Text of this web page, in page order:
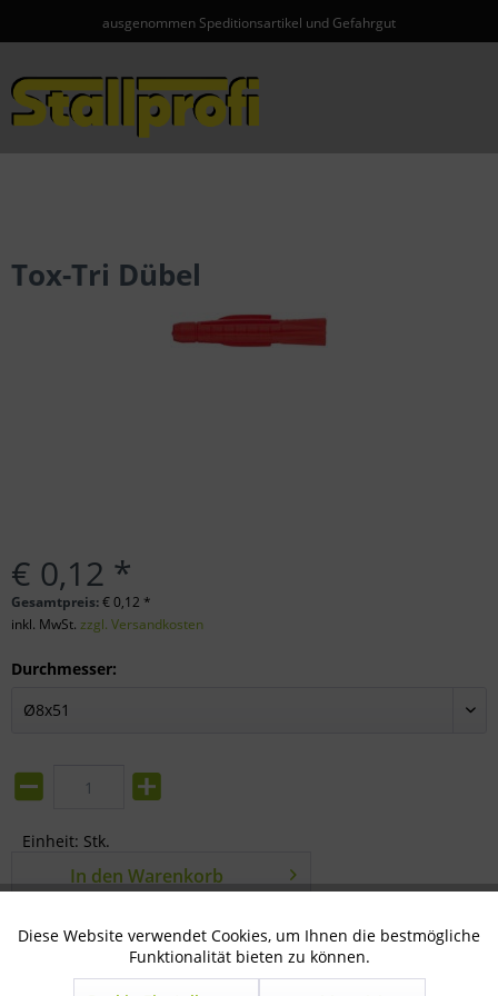
ausgenommen Speditionsartikel und Gefahrgut
Tox-Tri Dübel
€ 0,12 *
Gesamtpreis:€0,12 *
inkl. MwSt. zzgl. Versandkosten
Durchmesser:
Einheit: Stk.
In den Warenkorb
51-71-1015
Technisch notwendig Aktiv
Diese Website verwendet Cookies, um Ihnen die bestmögliche
Funktionalität bieten zu können.